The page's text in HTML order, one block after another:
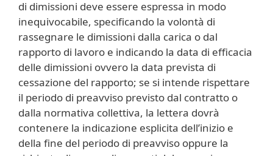
di dimissioni deve essere espressa in modo
inequivocabile, specificando la volontà di
rassegnare le dimissioni dalla carica o dal
rapporto di lavoro e indicando la data di efficacia
delle dimissioni ovvero la data prevista di
cessazione del rapporto; se si intende rispettare
il periodo di preavviso previsto dal contratto o
dalla normativa collettiva, la lettera dovrà
contenere la indicazione esplicita dell’inizio e
della fine del periodo di preavviso oppure la